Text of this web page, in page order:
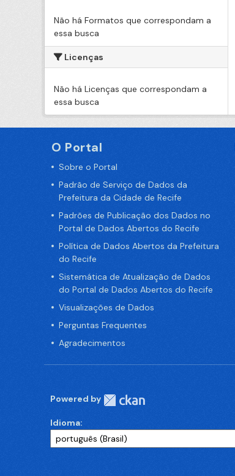
Não há Formatos que correspondam a
essa busca
Licenças
Não há Licenças que correspondam a
essa busca
O Portal
Sobre o Portal
Padrão de Serviço de Dados da
Prefeitura da Cidade de Recife
Padrões de Publicação dos Dados no
Portal de Dados Abertos do Recife
Política de Dados Abertos da Prefeitura
do Recife
Sistemática de Atualização de Dados
do Portal de Dados Abertos do Recife
Visualizações de Dados
Perguntas Frequentes
Agradecimentos
Powered by
Idioma